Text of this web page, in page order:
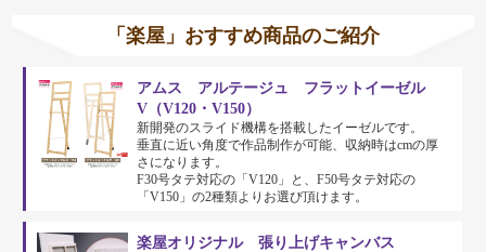
「楽屋」おすすめ商品のご紹介
アムス アルテージュ フラットイーゼル
V（V120・V150）
新開発のスライド機構を搭載したイーゼルです。
垂直に近い角度で作品制作が可能、収納時はcmの厚
さになります。
F30号タテ対応の「V120」と、F50号タテ対応の
「V150」の2種類よりお選び頂けます。
楽屋オリジナル 張り上げキャンバス